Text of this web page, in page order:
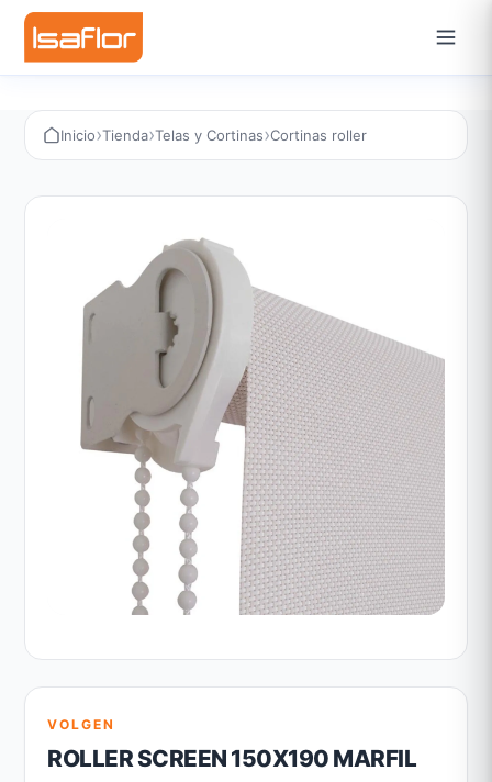
Inicio›Tienda›Telas y Cortinas›Cortinas roller
VOLGEN
ROLLER SCREEN 150X190 MARFIL